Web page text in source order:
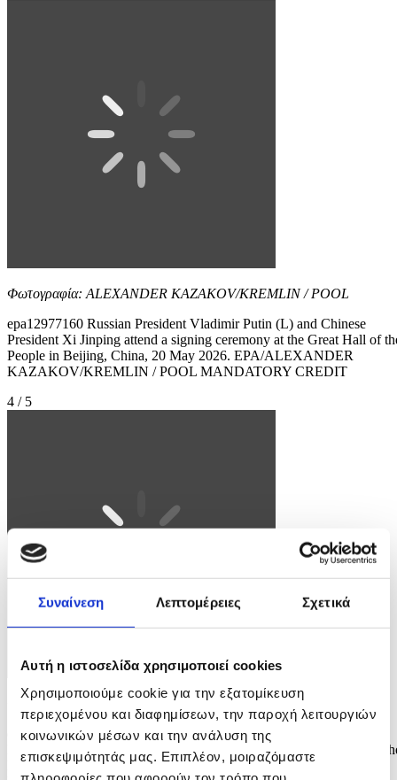
Συναίνεση Λεπτομέρειες Σχετικά
Αυτή η ιστοσελίδα χρησιμοποιεί cookies
Χρησιμοποιούμε cookie για την εξατομίκευση
περιεχομένου και διαφημίσεων, την παροχή λειτουργιών
κοινωνικών μέσων και την ανάλυση της
επισκεψιμότητάς μας. Επιπλέον, μοιραζόμαστε
Φωτογραφία: ALEXANDER KAZAKOV/KREMLIN / POOL
epa12977160 Russian President Vladimir Putin (L) and Chinese
President Xi Jinping attend a signing ceremony at the Great Hall of
People in Beijing, China, 20 May 2026. EPA/ALEXANDER
KAZAKOV/KREMLIN / POOL MANDATORY CREDIT
4 / 5
Φωτογραφία: ALEXANDER KAZAKOV/KREMLIN / POOL
epa12977159 Russian President Vladimir Putin (L) and Chinese
President Xi Jinping attend a signing ceremony at the Great Hall of
People in Beijing, China, 20 May 2026. EPA/ALEXANDER